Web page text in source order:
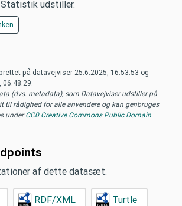
Statistik udstiller.
på datavejviser 25.6.2025, 16.53.53 og
06.48.29
(dvs. metadata), som Datavejviser udstiller på
til rådighed for alle anvendere og kan genbruges
underCC0 Creative Commons Public Domain
af dette datasæt.
RDF/XML Turtle